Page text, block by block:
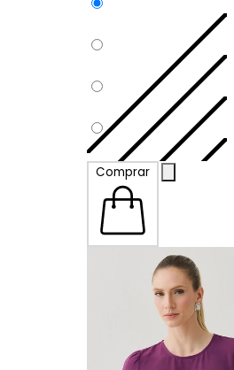
P
G
Comprar